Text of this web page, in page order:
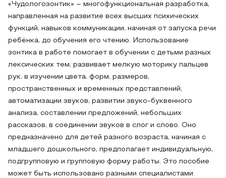
«Чудологозонтик» – многофункциональная разработка,
направленная на развитие всех высших психических
функций, навыков коммуникации, начиная от запуска речи
ребёнка, до обучения его чтению. Использование
зонтика в работе помогает в обучении с детьми разных
лексических тем, развивает мелкую моторику пальцев
рук, в изучении цвета, форм, размеров,
пространственных и временных представлений,
автоматизации звуков, развитии звуко-буквенного
анализа, составлении предложений, небольших
рассказов, в соединении звуков в слог и слово. Оно
предназначено для детей разного возраста, начиная с
младшего дошкольного, предполагает индивидуальную,
подгрупповую и групповую форму работы. Это пособие
может быть использовано разными специалистами: